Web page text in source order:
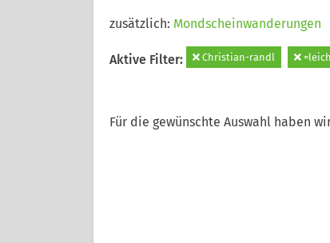
zusätzlich: Mondscheinwanderungen
Aktive Filter: Christian-randl
Für die gewünschte Auswahl haben